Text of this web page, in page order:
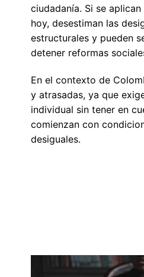
ciudadanía. Si se
hoy, desestiman las
estructurales y pueden
detener reformas
En el contexto de
y atrasadas, ya que
individual sin tener en
comienzan con
desiguales.